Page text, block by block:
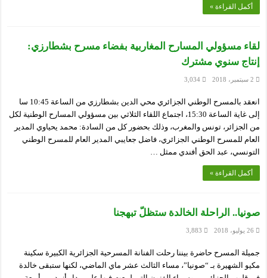
أكمل القراءة »
لقاء مسؤولي المسارح المغاربية بفضاء مسرح بشطارزي:
إنتاج سنوي مشترك
2 سبتمبر، 2018 3,034
انعقد بالمسرح الوطني الجزائري محي الدين بشطارزي من الساعة 10:45 سا
إلى غاية الساعة 15:30، اجتماع اللقاء الثلاثي بين مسؤولي المسارح الوطنية لكل
من الجزائر، تونس والمغرب، وذلك بحضور كل من السادة: محمد يحياوي المدير
العام للمسرح الوطني الجزائري، فاضل جعايبي المدير العام للمسرح الوطني
التونسي، عبد الحق أفندي ممثل …
أكمل القراءة »
صونيا.. الراحلة الخالدة ستظلّ تبهجنا
26 يوليو، 2018 3,883
جميلة المسرح حاضرة بيننا رحلت الفنانة المسرحية الجزائرية الكبيرة سكينة
مكيو الشهيرة بـ “صونيا”، مساء الثالث عشر ماي الماضي، لكنها ستبقى خالدة